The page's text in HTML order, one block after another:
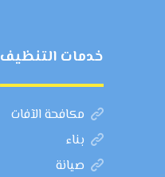
خدمات التنظيف
مكافحة الآفات
بناء
صيانة